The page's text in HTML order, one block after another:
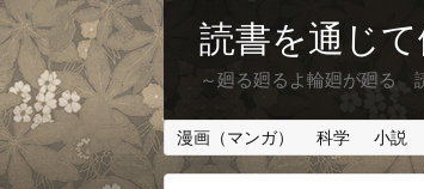
読書を通じ
～廻る廻るよ輪廻が廻る
漫画（マンガ） 科学 小説